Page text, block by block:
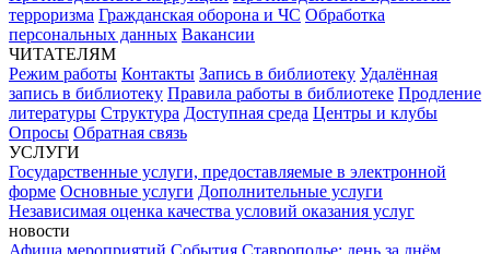
терроризма Гражданская оборона и ЧС Обработка
персональных данных Вакансии
ЧИТАТЕЛЯМ
Режим работы Контакты Запись в библиотеку Удалённая
запись в библиотеку Правила работы в библиотеке Продление
литературы Структура Доступная среда Центры и клубы
Опросы Обратная связь
УСЛУГИ
Государственные услуги, предоставляемые в электронной
форме Основные услуги Дополнительные услуги
Независимая оценка качества условий оказания услуг
новости
Афиша мероприятий События Ставрополье: день за днём